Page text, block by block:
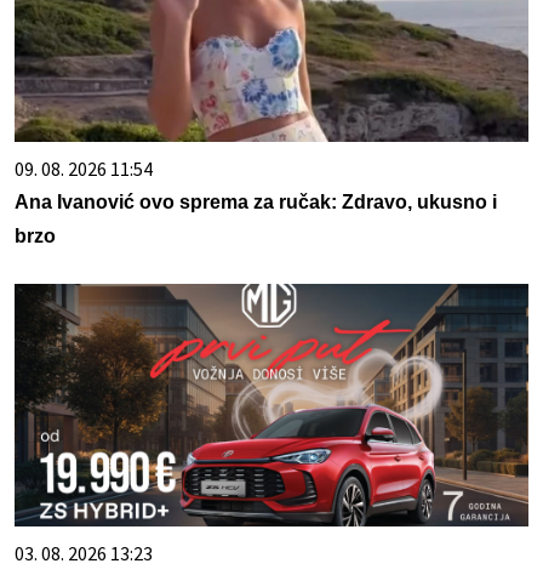
09. 08. 2026 11:54
Ana Ivanović ovo sprema za ručak: Zdravo, ukusno i
brzo
03. 08. 2026 13:23